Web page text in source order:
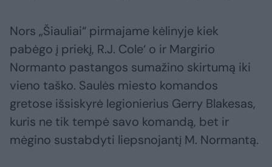
Nors „Šiauliai“ pirmajame kėlinyje kiek
pabėgo į priekį, R.J. Cole‘ o ir Margirio
Normanto pastangos sumažino skirtumą iki
vieno taško. Saulės miesto komandos
gretose išsiskyrė legionierius Gerry Blakesas,
kuris ne tik tempė savo komandą, bet ir
mėgino sustabdyti liepsnojantį M. Normantą.